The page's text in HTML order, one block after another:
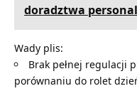
doradztwa
Wady plis:
Brak pełnej regulacji
porównaniu do rolet